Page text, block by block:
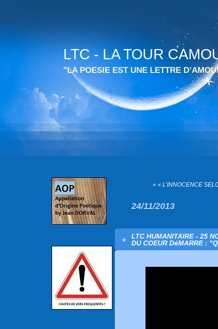
LTC - LA TOUR
"LA POESIE EST UNE LETTRE
« « L’INNOCENCE
24/11/2013
LTC HUMANITAIRE - 25
DU COEUR DéMARRE :